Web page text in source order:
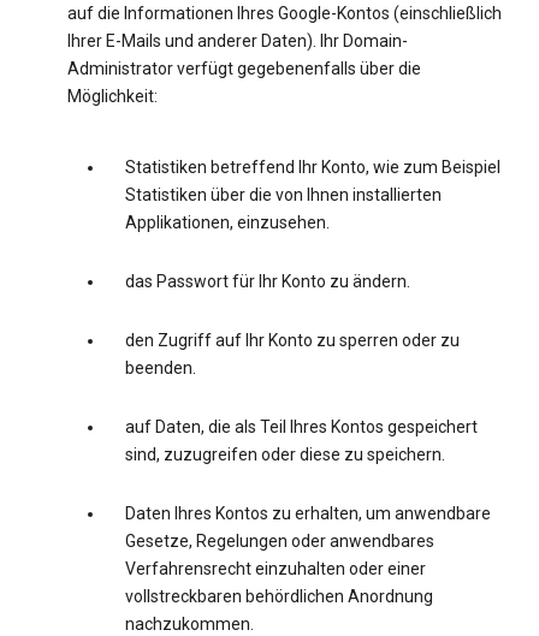
auf die Informationen Ihres Google-Kontos (einschließlich
Ihrer E-Mails und anderer Daten). Ihr Domain-
Administrator verfügt gegebenenfalls über die
Möglichkeit:
Statistiken betreffend Ihr Konto, wie zum Beispiel
Statistiken über die von Ihnen installierten
Applikationen, einzusehen.
das Passwort für Ihr Konto zu ändern.
den Zugriff auf Ihr Konto zu sperren oder zu
beenden.
auf Daten, die als Teil Ihres Kontos gespeichert
sind, zuzugreifen oder diese zu speichern.
Daten Ihres Kontos zu erhalten, um anwendbare
Gesetze, Regelungen oder anwendbares
Verfahrensrecht einzuhalten oder einer
vollstreckbaren behördlichen Anordnung
nachzukommen.